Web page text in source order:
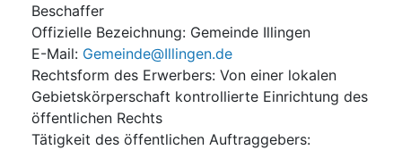
Beschaffer
Offizielle Bezeichnung: Gemeinde Illingen
E-Mail: Gemeinde@Illingen.de
Rechtsform des Erwerbers: Von einer lokalen
Gebietskörperschaft kontrollierte Einrichtung des
öffentlichen Rechts
Tätigkeit des öffentlichen Auftraggebers: